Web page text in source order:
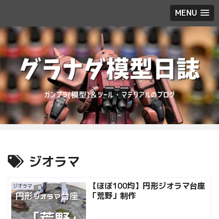
MENU
ジオラマ
ジオラマ
【ほぼ100均】円形ジオラマ台座
「荒野」制作